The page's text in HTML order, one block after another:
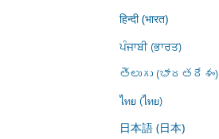
हिन्दी (भारत)
ਪੰਜਾਬੀ (ਭਾਰਤ)
తెలుగు (భారతదేశం)
ไทย (ไทย)
日本語 (日本)